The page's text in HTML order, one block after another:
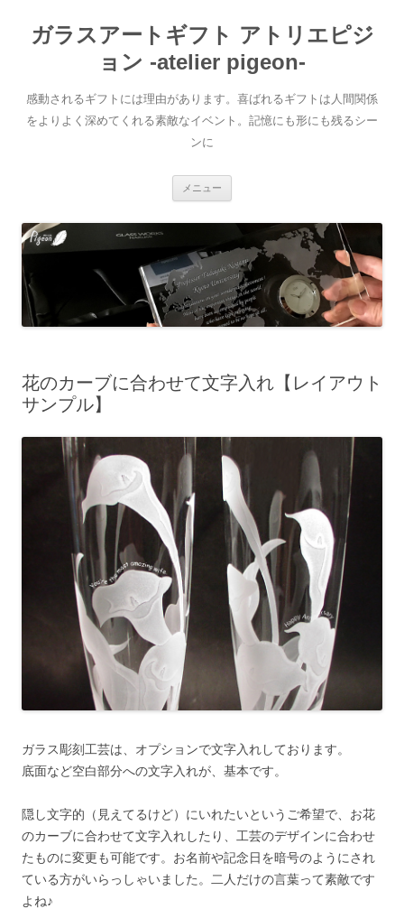
ガラスアートギフト アトリエピジ
ョン -atelier pigeon-
感動されるギフトには理由があります。喜ばれるギフトは人間関係
をよりよく深めてくれる素敵なイベント。記憶にも形にも残るシー
ンに
メニュー
へ
移
動
花のカーブに合わせて文字入れ【レイアウト
サンプル】
ガラス彫刻工芸は、オプションで文字入れしております。
底面など空白部分への文字入れが、基本です。
隠し文字的（見えてるけど）にいれたいというご希望で、お花
のカーブに合わせて文字入れしたり、工芸のデザインに合わせ
たものに変更も可能です。お名前や記念日を暗号のようにされ
ている方がいらっしゃいました。二人だけの言葉って素敵です
よね♪